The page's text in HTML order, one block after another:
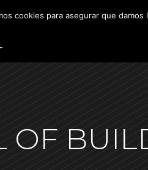
PROMOCIONES EN
OF
cookies para asegurar que